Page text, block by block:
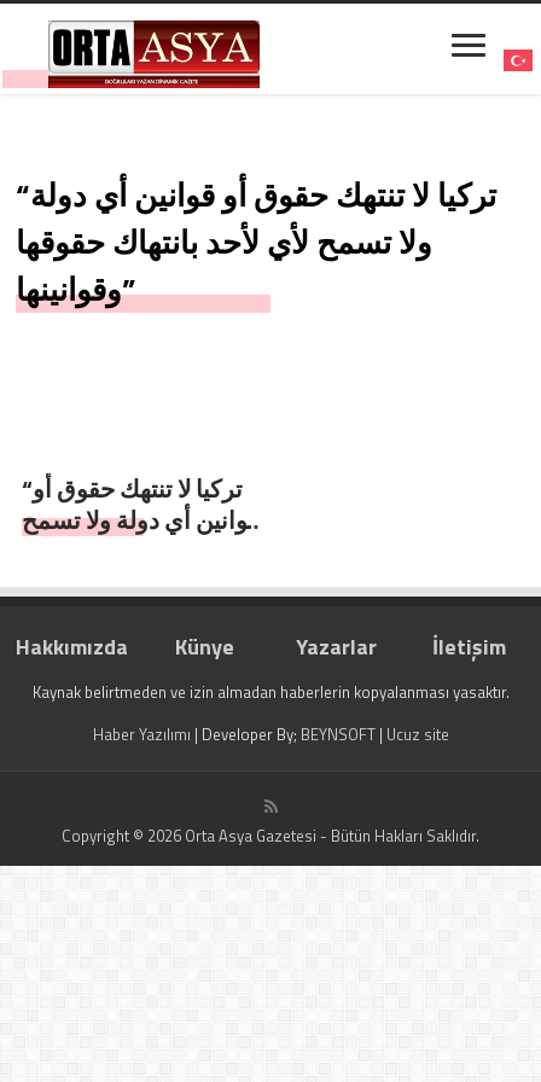
“تركيا لا تنتهك حقوق أو قوانين أي دولة
ولا تسمح لأي لأحد بانتهاك حقوقها
وقوانينها”
“تركيا لا تنتهك حقوق أو
قوانين أي دولة ولا تسمح
وقوانينها”
Hakkımızda Künye Yazarlar İletişim
Kaynak belirtmeden ve izin almadan haberlerin kopyalanması yasaktır.
Haber Yazılımı | Developer By; BEYNSOFT| Ucuz site
Copyright © 2026 Orta Asya Gazetesi - Bütün Hakları Saklıdır.